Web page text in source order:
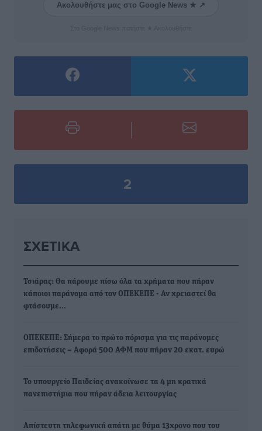
Ακολουθήστε μας στο Google News ★ ↗
2
ΣΧΕΤΙΚΆ
Τσιάρας: Θα πάρουμε πίσω όλα τα χρήματα που πήραν
κάποιοι παράνομα από τον ΟΠΕΚΕΠΕ - Αν χρειαστεί θα
φτάσουμε…
ΟΠΕΚΕΠΕ: Σήμερα το πρώτο πόρισμα για τις παράνομες
επιδοτήσεις – Αφορά 500 ΑΦΜ που πήραν 20 εκατ. ευρώ
Το υπουργείο Παιδείας ανακοίνωσε τα 4 μη κρατικά
πανεπιστήμια που πήραν άδεια λειτουργίας
Απίστευτη τηλεφωνική απάτη με θύμα 13χρονο που του